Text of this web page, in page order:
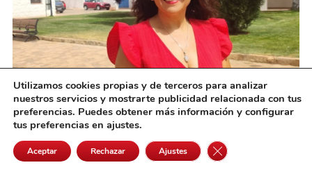
«En Cinco Casas somos una gran familia y
queremos que estas fiestas sean un
reencuentro para todos»
agosto 3, 2026
Utilizamos cookies propias y de terceros para analizar
nuestros servicios y mostrarte publicidad relacionada con tus
preferencias. Puedes obtener más información y configurar
tus preferencias en ajustes.
Aceptar Rechazar Ajustes Cerrar el banner de